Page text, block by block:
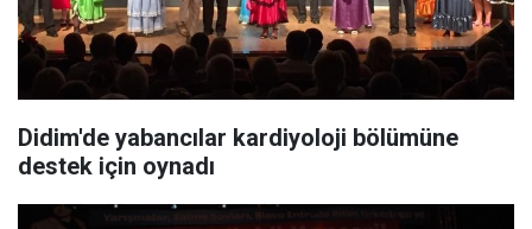
Didim'de yabancılar kardiyoloji bölümüne
destek için oynadı